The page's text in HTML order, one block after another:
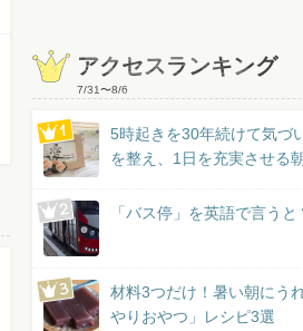
アクセスランキング
7/31〜8/6
5時起きを30年続けて気づ
を整え、1日を充実させる
「バス停」を英語で言うと
材料3つだけ！暑い朝にう
やりおやつ」レシピ3選